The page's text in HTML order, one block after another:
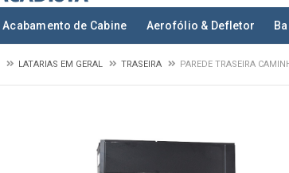
Acabamento de Cabine Aerofólio & Defletor
LATARIAS EM GERAL TRASEIRA PAREDE TRASEIRA